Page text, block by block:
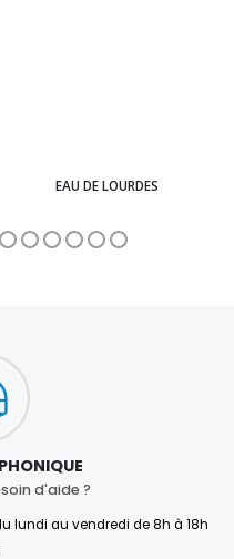
EAU DE LOURDES
d'aide ?
lundi au vendredi de 8h à 18h